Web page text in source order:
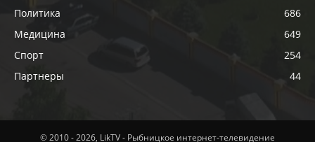
Политика
686
Медицина
649
Спорт
254
Партнеры
44
© 2010 - 2026, LikTV - Рыбницкое интернет-телевидение